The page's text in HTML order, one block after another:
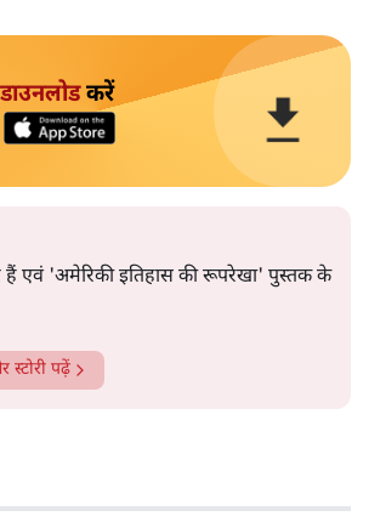
डाउनलोडकरें
हैं एवं 'अमेरिकी इतिहास की रूपरेखा' पुस्तक के
पढ़ें